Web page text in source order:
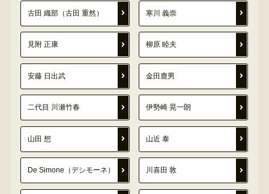
古田 織部（古田 重然） 寒川 義崇
見附 正康 柳原 睦夫
安藤 日出武 金田鹿男
二代目 川瀬竹春 伊勢崎 晃一朗
山田 想 山近 泰
De Simone（デシモーネ） 川喜田 敦